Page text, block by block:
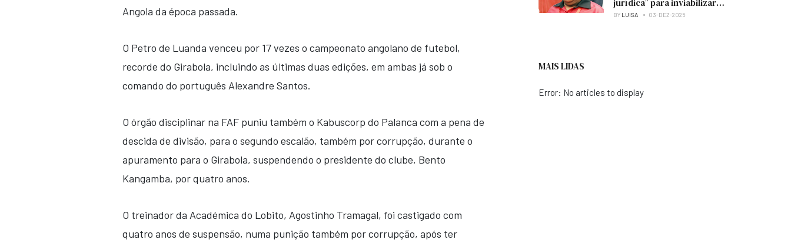
Angola da época passada.
O Petro de Luanda venceu por 17 vezes o campeonato angolano de futebol,
recorde do Girabola, incluindo as últimas duas edições, em ambas já sob o
comando do português Alexandre Santos.
O órgão disciplinar na FAF puniu também o Kabuscorp do Palanca com a pena de
descida de divisão, para o segundo escalão, também por corrupção, durante o
apuramento para o Girabola, suspendendo o presidente do clube, Bento
Kangamba, por quatro anos.
O treinador da Académica do Lobito, Agostinho Tramagal, foi castigado com
quatro anos de suspensão, numa punição também por corrupção, após ter
jurídica” para inviabilizar
candidatura à presidência
BY LUISA 03-DEZ-2025
MAIS LIDAS
Error: No articles to display